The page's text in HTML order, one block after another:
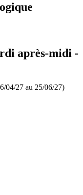
après-midi -
04/27 au 25/06/27)